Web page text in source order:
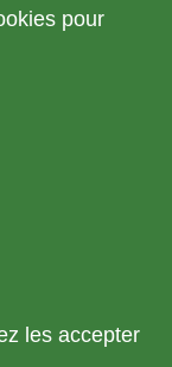
pour
les accepter